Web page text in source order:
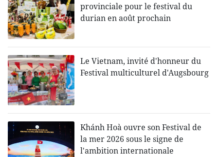
provinciale pour le festival du
durian en août prochain
Le Vietnam, invité d'honneur du
Festival multiculturel d'Augsbourg
Khánh Hoà ouvre son Festival de
la mer 2026 sous le signe de
l'ambition internationale